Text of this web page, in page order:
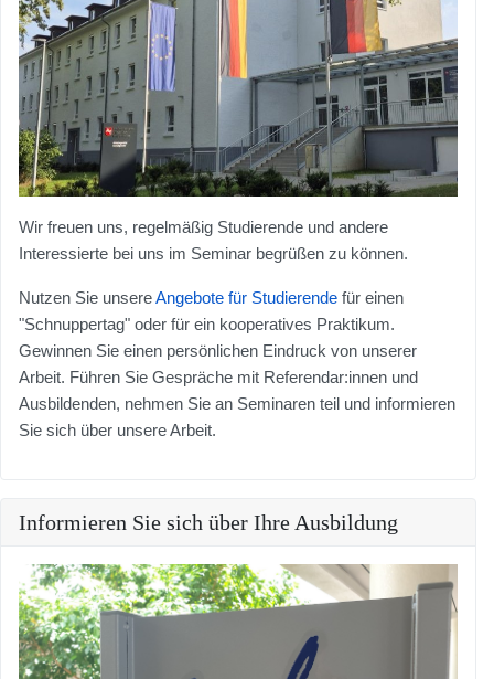
Wir freuen uns, regelmäßig Studierende und andere
Interessierte bei uns im Seminar begrüßen zu können.
Nutzen Sie unsereAngebote für Studierende für einen
"Schnuppertag" oder für ein kooperatives Praktikum.
Gewinnen Sie einen persönlichen Eindruck von unserer
Arbeit. Führen Sie Gespräche mit Referendar:innen und
Ausbildenden, nehmen Sie an Seminaren teil und informieren
Sie sich über unsere Arbeit.
Informieren Sie sich über Ihre Ausbildung